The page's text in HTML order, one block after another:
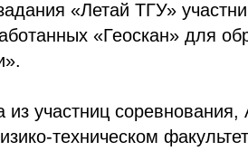
«Летай ТГУ»
«Геоскан» для
из участниц соревнования,
техническом